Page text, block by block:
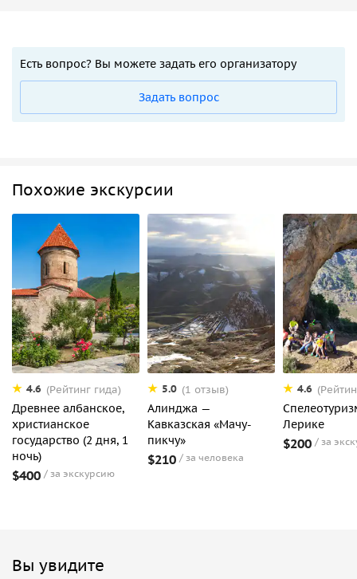
Есть вопрос? Вы можете задать его организатору
Задать вопрос
Похожие экскурсии
4.6 (Рейтинг гида)
Древнее албанское,
христианское
государство (2 дня, 1
ночь)
$400 за экскурсию
5.0 (1 отзыв)
Алинджа —
Кавказская «Мачу-
пикчу»
$210 за человека
4.6
Лерике
$200 за
Вы увидите